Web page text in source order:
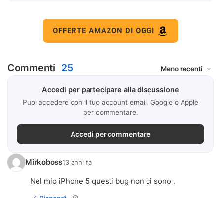
OFFERTE AMAZON DI OGGI
Commenti 25
Accedi per partecipare alla discussione
Puoi accedere con il tuo account email, Google o Apple
per commentare.
Accedi per commentare
Mirkoboss13 anni fa
Nel mio iPhone 5 questi bug non ci sono .